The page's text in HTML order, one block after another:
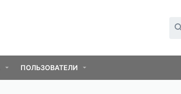
ПОЛЬЗОВАТЕЛИ